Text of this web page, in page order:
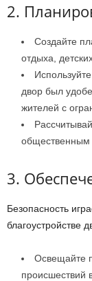
2.
Создайте
отдыха,
двор был
жителей с
общественным
3.
Безопасность
благоустройстве
Освещайте
происшествий